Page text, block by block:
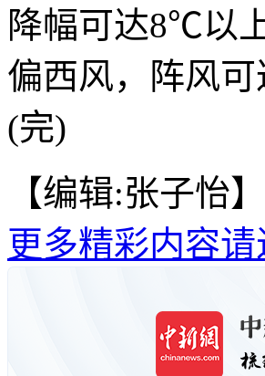
降幅可达8℃以
偏西风，阵风
(完)
【编辑:张子怡】
更多精彩内容